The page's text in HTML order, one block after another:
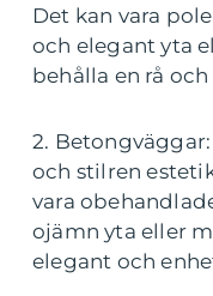
Det kan vara
och elegant yta
behålla en rå
2.
och stilren
vara
ojämn yta eller
elegant och